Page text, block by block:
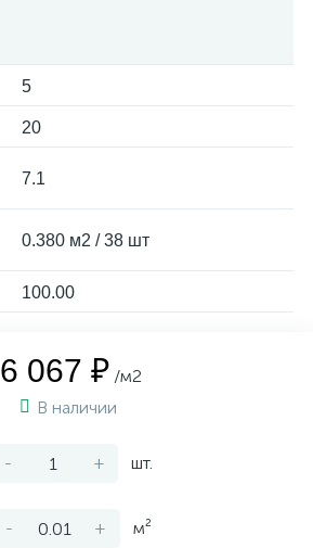
5
20
7.1
0.380 м2 / 38 шт
100.00
6 067 ₽ /м2
В наличии
- + шт.
- + м²